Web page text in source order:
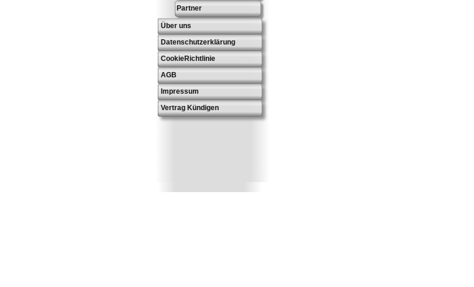
Partner
Über uns
Datenschutzerklärung
CookieRichtlinie
AGB
Impressum
Vertrag Kündigen